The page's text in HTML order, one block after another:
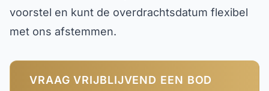
voorstel en kunt de overdrachtsdatum flexibel
met ons afstemmen.
VRAAG VRIJBLIJVEND EEN BOD